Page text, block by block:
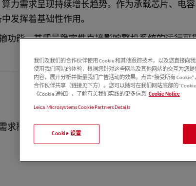
力需求呈现持续增长趋势。作为承载芯片、电
发挥着基础性作用。
功能，其质量稳定性直接影响整机系统的运行
求覆盖不同尺度范围，包括：
我们及我们的合作伙伴使用 Cookie 和其他跟踪技术，以及您直接向
使用我们网站的体验，根据您针对这些网站及其他网站的交互为您
内容，展开分析并衡量我们广告活动的效果。点击“接受所有
合作伙伴共享（链接见下方）。您可以随时在我们网站底部的
《Cookie 通知》，了解有关我们实践的更多信息 Cookie Notice
Leica Microsystems Cookie Partners Details
Cookie 设置